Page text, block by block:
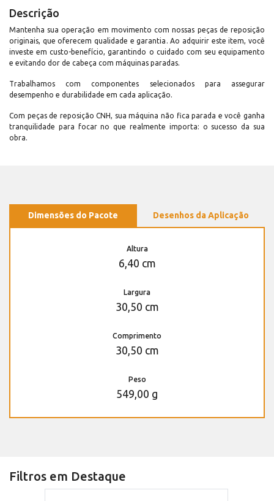
Descrição
Mantenha sua operação em movimento com nossas peças de reposição
originais, que oferecem qualidade e garantia. Ao adquirir este item, você
investe em custo-benefício, garantindo o cuidado com seu equipamento
e evitando dor de cabeça com máquinas paradas.
Trabalhamos com componentes selecionados para assegurar
desempenho e durabilidade em cada aplicação.
Com peças de reposição CNH, sua máquina não fica parada e você ganha
tranquilidade para focar no que realmente importa: o sucesso da sua
obra.
Dimensões do Pacote Desenhos da Aplicação
Altura
6,40 cm
Largura
30,50 cm
Comprimento
30,50 cm
Peso
549,00 g
Filtros em Destaque